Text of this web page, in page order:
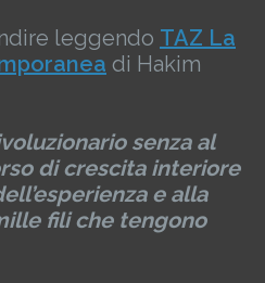
leggendo TAZ La
di Hakim
senza al
di crescita interiore
e alla
fili che tengono